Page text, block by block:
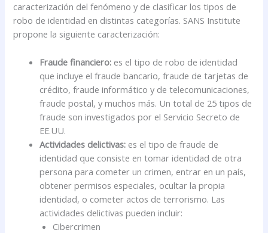
caracterización del fenómeno y de clasificar los tipos de
robo de identidad en distintas categorías. SANS Institute
propone la siguiente caracterización:
Fraude financiero: es el tipo de robo de identidad
que incluye el fraude bancario, fraude de tarjetas de
crédito, fraude informático y de telecomunicaciones,
fraude postal, y muchos más. Un total de 25 tipos de
fraude son investigados por el Servicio Secreto de
EE.UU.
Actividades delictivas: es el tipo de fraude de
identidad que consiste en tomar identidad de otra
persona para cometer un crimen, entrar en un país,
obtener permisos especiales, ocultar la propia
identidad, o cometer actos de terrorismo. Las
actividades delictivas pueden incluir:
Cibercrimen